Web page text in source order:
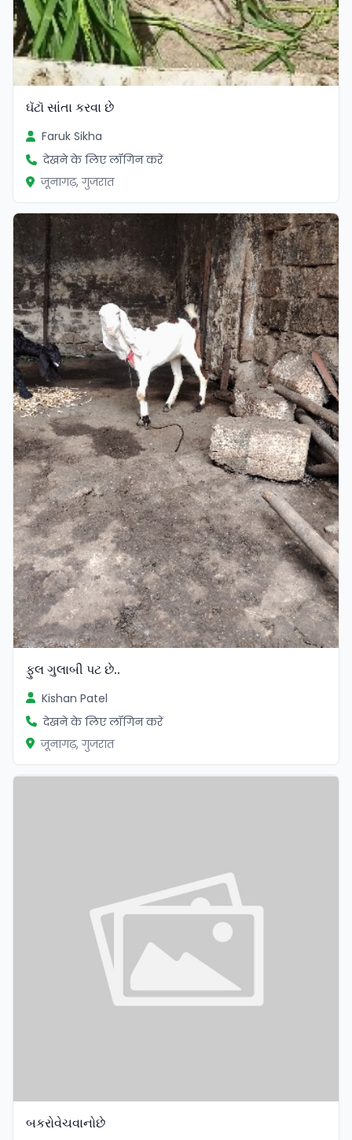
ઘૅટૉ સાંતા કરવા છે
Faruk Sikha
देखने के लिए लॉगिन करें
जूनागढ़, गुजरात
ફુલ ગુલાબી પટ છે..
Kishan Patel
देखने के लिए लॉगिन करें
जूनागढ़, गुजरात
બકરોવેચવાનોછે